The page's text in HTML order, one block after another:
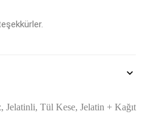
Jelatinli, Tül Kese, Jelatin + Kağıt